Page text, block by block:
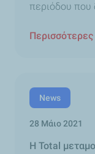
περιόδου που
News
28 Μάιο 2021
H Total